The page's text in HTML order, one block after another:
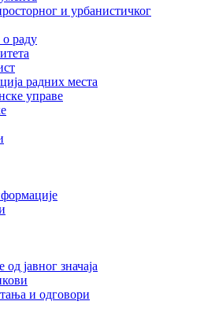
и урбанистичког
раду
радних места
управе
јавног значаја
и одговори